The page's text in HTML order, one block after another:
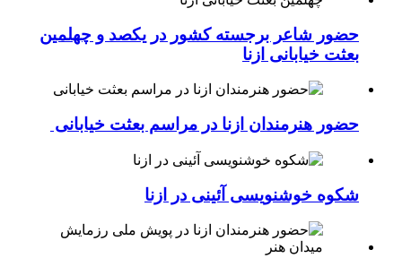
حضور شاعر برجسته کشور در یکصد و چهلمین
بعثت خیابانی ازنا
حضور هنرمندان ازنا در مراسم بعثت خیابانی
شکوه خوشنویسی آئینی در ازنا